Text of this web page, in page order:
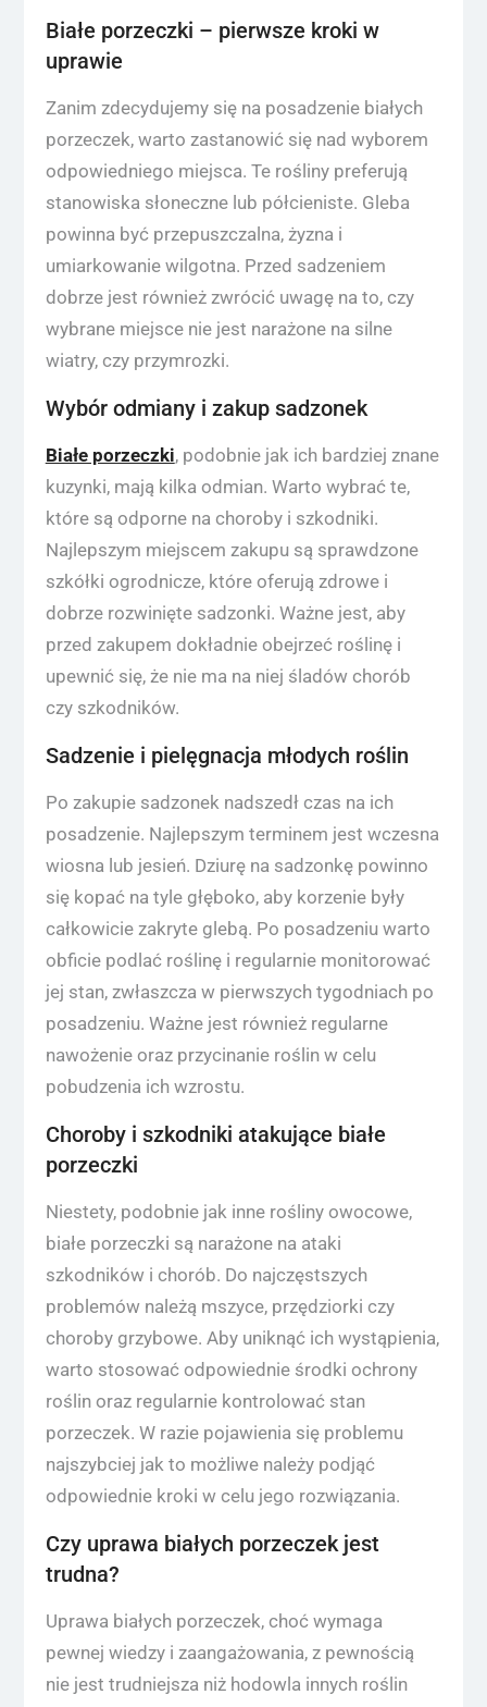
Białe porzeczki – pierwsze kroki w
uprawie
Zanim zdecydujemy się na posadzenie białych
porzeczek, warto zastanowić się nad wyborem
odpowiedniego miejsca. Te rośliny preferują
stanowiska słoneczne lub półcieniste. Gleba
powinna być przepuszczalna, żyzna i
umiarkowanie wilgotna. Przed sadzeniem
dobrze jest również zwrócić uwagę na to, czy
wybrane miejsce nie jest narażone na silne
wiatry, czy przymrozki.
Wybór odmiany i zakup sadzonek
Białe porzeczki, podobnie jak ich bardziej znane
kuzynki, mają kilka odmian. Warto wybrać te,
które są odporne na choroby i szkodniki.
Najlepszym miejscem zakupu są sprawdzone
szkółki ogrodnicze, które oferują zdrowe i
dobrze rozwinięte sadzonki. Ważne jest, aby
przed zakupem dokładnie obejrzeć roślinę i
upewnić się, że nie ma na niej śladów chorób
czy szkodników.
Sadzenie i pielęgnacja młodych roślin
Po zakupie sadzonek nadszedł czas na ich
posadzenie. Najlepszym terminem jest wczesna
wiosna lub jesień. Dziurę na sadzonkę powinno
się kopać na tyle głęboko, aby korzenie były
całkowicie zakryte glebą. Po posadzeniu warto
obficie podlać roślinę i regularnie monitorować
jej stan, zwłaszcza w pierwszych tygodniach po
posadzeniu. Ważne jest również regularne
nawożenie oraz przycinanie roślin w celu
pobudzenia ich wzrostu.
Choroby i szkodniki atakujące białe
porzeczki
Niestety, podobnie jak inne rośliny owocowe,
białe porzeczki są narażone na ataki
szkodników i chorób. Do najczęstszych
problemów należą mszyce, przędziorki czy
choroby grzybowe. Aby uniknąć ich wystąpienia,
warto stosować odpowiednie środki ochrony
roślin oraz regularnie kontrolować stan
porzeczek. W razie pojawienia się problemu
najszybciej jak to możliwe należy podjąć
odpowiednie kroki w celu jego rozwiązania.
Czy uprawa białych porzeczek jest
trudna?
Uprawa białych porzeczek, choć wymaga
pewnej wiedzy i zaangażowania, z pewnością
nie jest trudniejsza niż hodowla innych roślin